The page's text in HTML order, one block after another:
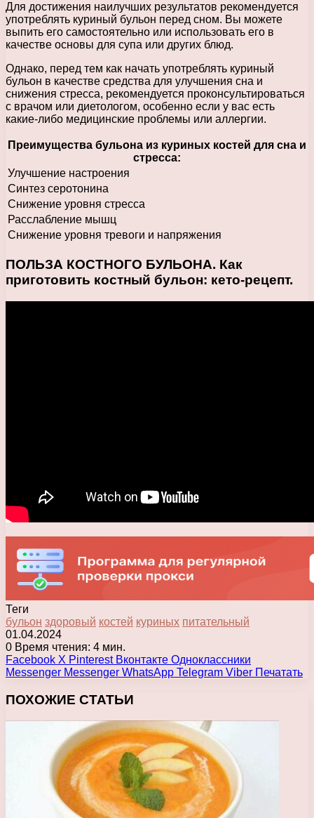
Для достижения наилучших результатов рекомендуется
употреблять куриный бульон перед сном. Вы можете
выпить его самостоятельно или использовать его в
качестве основы для супа или других блюд.
Однако, перед тем как начать употреблять куриный
бульон в качестве средства для улучшения сна и
снижения стресса, рекомендуется проконсультироваться
с врачом или диетологом, особенно если у вас есть
какие-либо медицинские проблемы или аллергии.
Преимущества бульона из куриных костей для сна и
стресса:
Улучшение настроения
Синтез серотонина
Снижение уровня стресса
Расслабление мышц
Снижение уровня тревоги и напряжения
ПОЛЬЗА КОСТНОГО БУЛЬОНА. Как
приготовить костный бульон: кето-рецепт.
Теги
бульон здоровый костей куриных питательный
01.04.2024
0 Время чтения: 4 мин.
Facebook X Pinterest Вконтакте Одноклассники
Messenger Messenger WhatsApp Telegram Viber Печатать
ПОХОЖИЕ СТАТЬИ